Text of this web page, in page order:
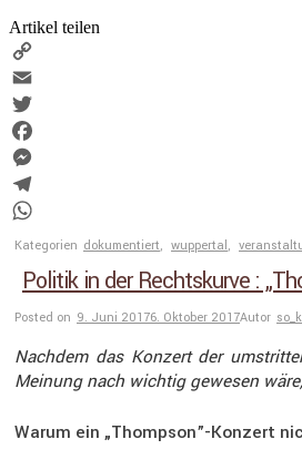
Artikel teilen
Copy
Link
Email
Twitter
Facebook
Messenger
Telegram
WhatsApp
Kategorien dokumentiert, wuppertal,
Politik in der Rechtskurve :
Posted on 9. Juni 20176. Oktober 2017Autor
Nachdem das Konzert der
Meinung nach wichtig gewesen
Warum ein „Thompson”-Konzert